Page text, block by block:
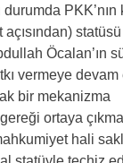
PKK’nın
Öcalan’ın
vermeye devam
bir mekanizma
ortaya
hali